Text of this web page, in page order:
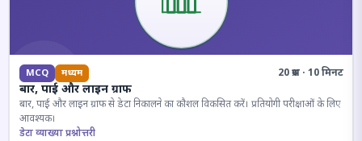
MCQ मध्यम 20 प्रश्न · 10 मिनट
बार, पाई और लाइन ग्राफ
बार, पाई और लाइन ग्राफ से डेटा निकालने का कौशल विकसित करें। प्रतियोगी परीक्षाओं के लिए
आवश्यक।
डेटा व्याख्या प्रश्नोत्तरी